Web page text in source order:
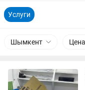
Услуги
Шымкент Цена